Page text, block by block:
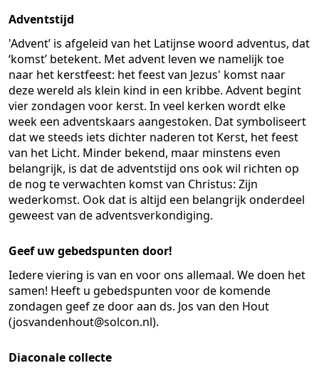
Adventstijd
'Advent’ is afgeleid van het Latijnse woord adventus, dat
‘komst’ betekent. Met advent leven we namelijk toe
naar het kerstfeest: het feest van Jezus' komst naar
deze wereld als klein kind in een kribbe. Advent begint
vier zondagen voor kerst. In veel kerken wordt elke
week een adventskaars aangestoken. Dat symboliseert
dat we steeds iets dichter naderen tot Kerst, het feest
van het Licht. Minder bekend, maar minstens even
belangrijk, is dat de adventstijd ons ook wil richten op
de nog te verwachten komst van Christus: Zijn
wederkomst. Ook dat is altijd een belangrijk onderdeel
geweest van de adventsverkondiging.
Geef uw gebedspunten door!
Iedere viering is van en voor ons allemaal. We doen het
samen! Heeft u gebedspunten voor de komende
zondagen geef ze door aan ds. Jos van den Hout
(josvandenhout@solcon.nl).
Diaconale collecte